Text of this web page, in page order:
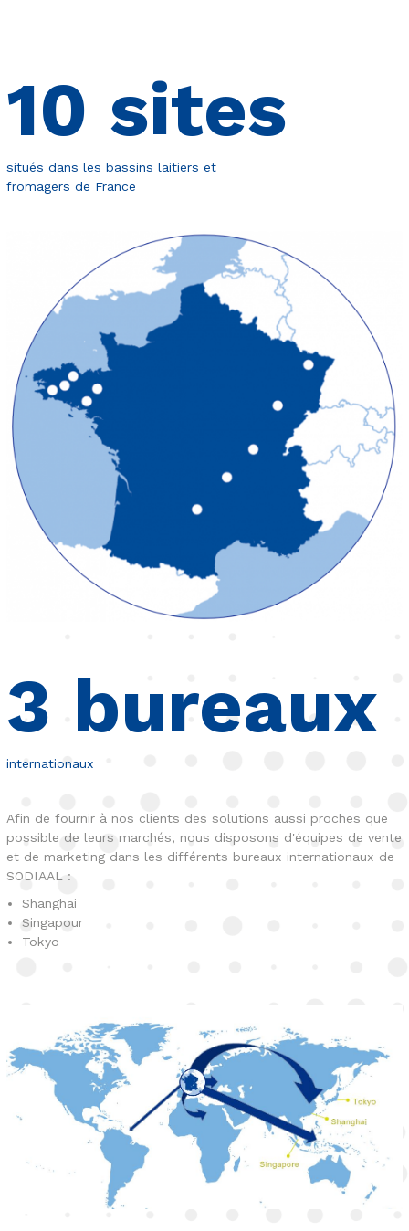
10 sites
situés dans les bassins laitiers et
fromagers de France
3 bureaux
internationaux
Afin de fournir à nos clients des solutions aussi proches que
possible de leurs marchés, nous disposons d'équipes de vente
et de marketing dans les différents bureaux internationaux de
SODIAAL :
Shanghai
Singapour
Tokyo